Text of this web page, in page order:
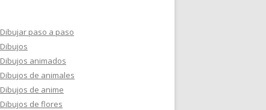
Dibujar paso a paso
Dibujos
Dibujos animados
Dibujos de animales
Dibujos de anime
Dibujos de flores